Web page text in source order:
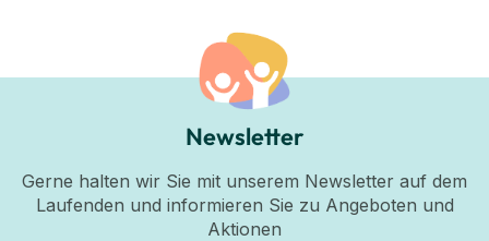
Newsletter
Gerne halten wir Sie mit unserem Newsletter auf dem
Laufenden und informieren Sie zu Angeboten und
Aktionen